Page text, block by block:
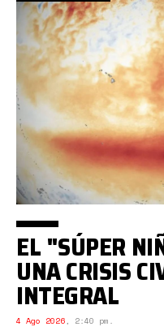
EL "SÚPER
UNA CRISIS
INTEGRAL
4 Ago 2026, 2:40 pm.